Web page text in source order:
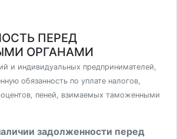
ПЕРЕД
ОРГАНАМИ
и индивидуальных предпринимателей,
обязанность по уплате налогов,
пеней, взимаемых таможенными
задолженности перед